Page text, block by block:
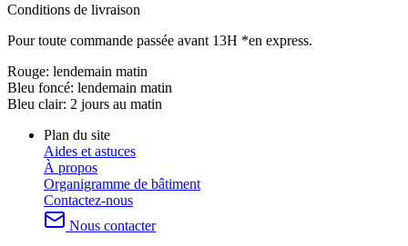
Conditions de livraison
Pour toute commande passée avant 13H *en express.
Rouge: lendemain matin
Bleu foncé: lendemain matin
Bleu clair: 2 jours au matin
Plan du site
Aides et astuces
À propos
Organigramme de bâtiment
Contactez-nous
Nous contacter